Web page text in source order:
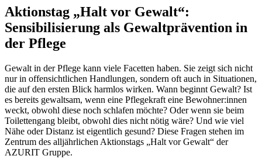
Aktionstag „Halt vor Gewalt“:
Sensibilisierung als Gewaltprävention in
der Pflege
Gewalt in der Pflege kann viele Facetten haben. Sie zeigt sich nicht
nur in offensichtlichen Handlungen, sondern oft auch in Situationen,
die auf den ersten Blick harmlos wirken. Wann beginnt Gewalt? Ist
es bereits gewaltsam, wenn eine Pflegekraft eine Bewohner:innen
weckt, obwohl diese noch schlafen möchte? Oder wenn sie beim
Toilettengang bleibt, obwohl dies nicht nötig wäre? Und wie viel
Nähe oder Distanz ist eigentlich gesund? Diese Fragen stehen im
Zentrum des alljährlichen Aktionstags „Halt vor Gewalt“ der
AZURIT Gruppe.